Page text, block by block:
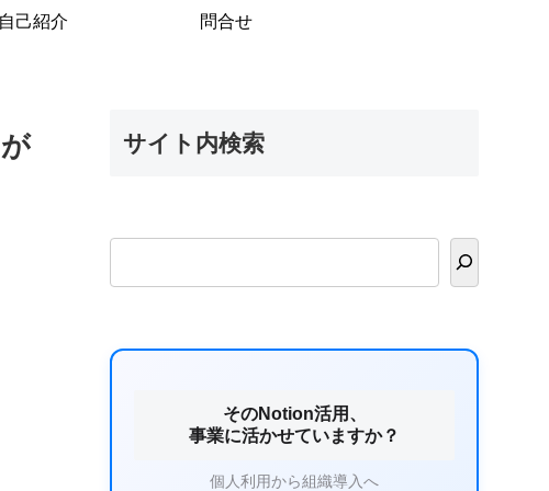
自己紹介 問合せ
サイト内検索
そのNotion活用、
事業に活かせていますか？
個人利用から組織導入へ